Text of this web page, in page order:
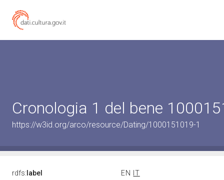
Cronologia 1 del bene
https://w3id.org/arco/resource/Dating/1000151019-1
rdfs: label EN
IT